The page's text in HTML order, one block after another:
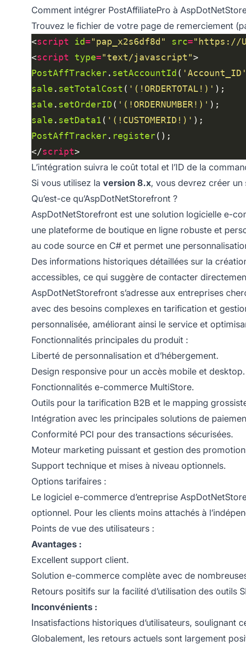
Comment intégrer PostAffiliatePro à
Trouvez le fichier de votre page de remerciement
<script id="pap_x2s6df8d" src="https://
<script type="text/javascript"
PostAffTracker. setAccountId( 'Account_ID'
sale . setTotalCost ( '(!ORDERTOTAL!)'
sale . setOrderID( '(!ORDERNUMBER!)'
sale . setData1( '(!CUSTOMERID!)'
PostAffTracker. register
</script
L’intégration suivra le coût total et l’ID de la
Si vous utilisez la version 8.x, vous devrez créer un
Qu’est-ce qu’AspDotNetStorefront ?
AspDotNetStorefront est une solution logicielle e-
une plateforme de boutique en ligne robuste et
au code source en C# et permet une
Des informations historiques détaillées sur la
accessibles, ce qui suggère de contacter
AspDotNetStorefront s’adresse aux entreprises
avec des besoins complexes en tarification et
personnalisée, améliorant ainsi le service et
Fonctionnalités principales du produit :
Liberté de personnalisation et d’hébergement.
Design responsive pour un accès mobile et desktop.
Fonctionnalités e-commerce MultiStore.
Outils pour la tarification B2B et le mapping
Intégration avec les principales solutions de
Conformité PCI pour des transactions sécurisées.
Moteur marketing puissant et gestion des
Support technique et mises à niveau optionnels.
Options tarifaires :
Le logiciel e-commerce d’entreprise
optionnel. Pour les clients moins attachés à
Points de vue des utilisateurs :
Avantages :
Excellent support client.
Solution e-commerce complète avec de
Retours positifs sur la facilité d’utilisation des outils
Inconvénients :
Insatisfactions historiques d’utilisateurs, soulignant
Globalement, les retours actuels sont largement